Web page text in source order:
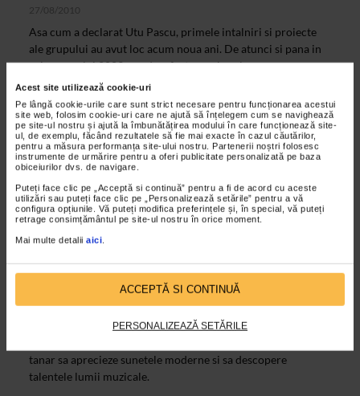
Acest site utilizează cookie-uri
Pe lângă cookie-urile care sunt strict necesare pentru funcționarea acestui
site web, folosim cookie-uri care ne ajută să înțelegem cum se navighează
pe site-ul nostru și ajută la îmbunătățirea modului în care funcționează site-
ul, de exemplu, făcând rezultatele să fie mai exacte în cazul căutărilor,
pentru a măsura performanța site-ului nostru. Partenerii noștri folosesc
instrumente de urmărire pentru a oferi publicitate personalizată pe baza
obiceiurilor dvs. de navigare.
Puteți face clic pe „Acceptă si continuă” pentru a fi de acord cu aceste
utilizări sau puteți face clic pe „Personalizează setările” pentru a vă
configura opțiunile. Vă puteți modifica preferințele și, în special, vă puteți
retrage consimțământul pe site-ul nostru în orice moment.
Mai multe detalii aici
ACCEPTĂ SI CONTINUĂ
PERSONALIZEAZĂ SETĂRILE
27/08/2010
Asa cum a declarat Utu Pascu, primele intalniri si proiecte
ale grupului au avut loc acum noua ani. De atunci si pana in
primavara lui 2009, cand au fost puse bazele...
VIDEO
tanar sa aprecieze sunetele moderne si sa descopere
talentele lumii muzicale.